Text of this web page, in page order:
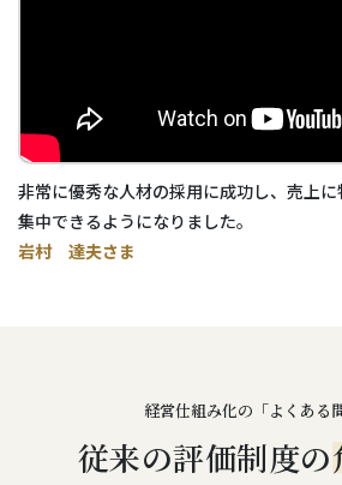
非常に優秀な人材の採用に成功し、売上
集中できるようになりました。
岩村 達夫さま
経営仕組み化の「よくある
従来の評価制度の